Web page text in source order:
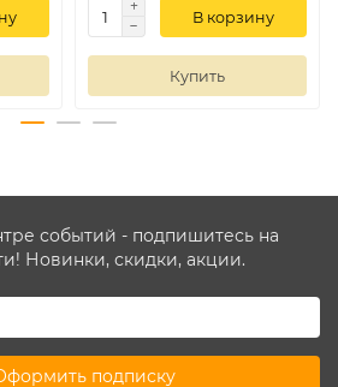
В корзину
Купить
событий - подпишитесь на
Новинки, скидки, акции.
подписку